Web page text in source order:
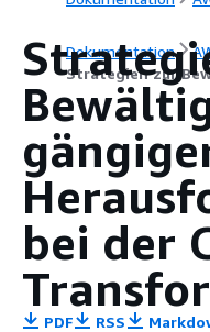
Dokumentation
Strategien zur
bei der
PDF RSS